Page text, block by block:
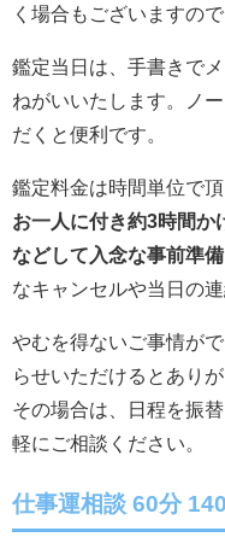
く場合もございますの
鑑定当日は、手書きで
ねがいいたします。ノ
だくと便利です。
鑑定料金は時間単位で頂
お一人に付き約3時間か
などして入念な事前準備
なキャンセルや当日の
やむを得ないご事情が
らせいただけるとありが
その場合は、日程を振
軽にご相談ください。
仕事運相談 60分